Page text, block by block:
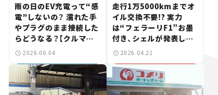
雨の日のEV充電って“感
電”しないの？ 濡れた手
やプラグのまま接続した
らどうなる？【クルマの
知識】
2026.06.04
走行1万5000kmまでオ
イル交換不要!? 実力
は“フェラーリF1”お墨
付き、シェルが発表した
新エンジンオイルが、僕
らのカーライフを豊かに
する
2026.04.21